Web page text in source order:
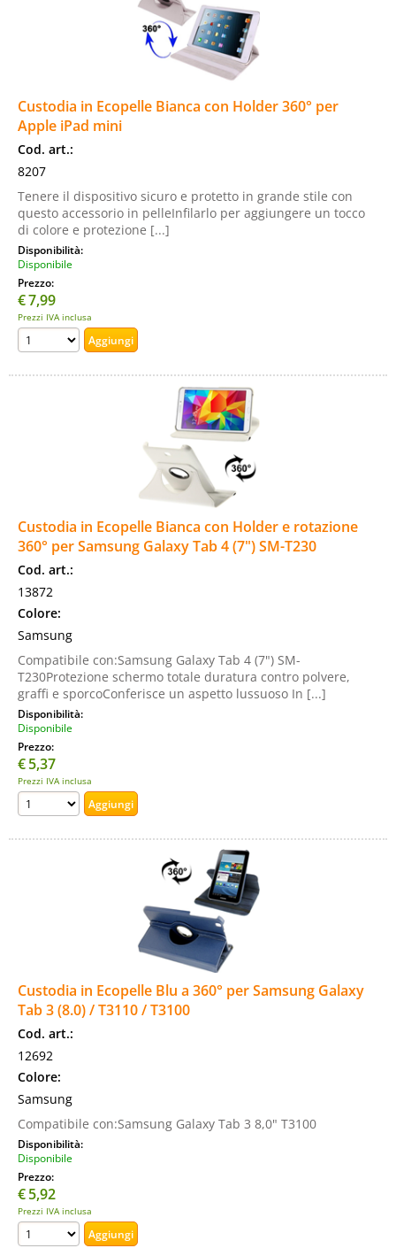
Custodia in Ecopelle Bianca con Holder 360° per
Apple iPad mini
Cod. art.:
8207
Tenere il dispositivo sicuro e protetto in grande stile con
questo accessorio in pelleInfilarlo per aggiungere un tocco
di colore e protezione [...]
Disponibilità:
Disponibile
Prezzo:
€7,99
Prezzi IVA inclusa
Custodia in Ecopelle Bianca con Holder e rotazione
360° per Samsung Galaxy Tab 4 (7") SM-T230
Cod. art.:
13872
Colore:
Samsung
Compatibile con:Samsung Galaxy Tab 4 (7") SM-
T230Protezione schermo totale duratura contro polvere,
graffi e sporcoConferisce un aspetto lussuoso In [...]
Disponibilità:
Disponibile
Prezzo:
€5,37
Prezzi IVA inclusa
Custodia in Ecopelle Blu a 360° per Samsung Galaxy
Tab 3 (8.0) / T3110 / T3100
Cod. art.:
12692
Colore:
Samsung
Compatibile con:Samsung Galaxy Tab 3 8,0" T3100
Disponibilità:
Disponibile
Prezzo:
€5,92
Prezzi IVA inclusa